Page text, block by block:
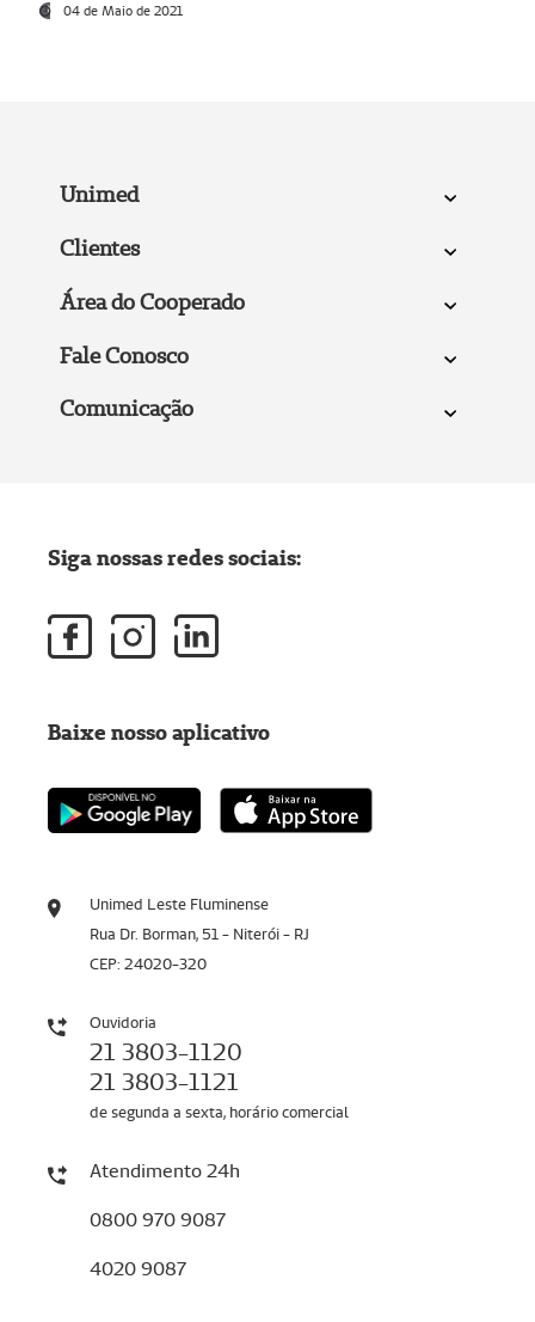
04 de Maio de 2021
Unimed
Clientes
Área do Cooperado
Fale Conosco
Comunicação
Unimed Leste Fluminense
Rua Dr. Borman, 51 - Niterói - RJ
CEP: 24020-320
Ouvidoria
21 3803-1120
21 3803-1121
de segunda a sexta, horário comercial
Atendimento 24h
0800 970 9087
4020 9087
Siga nossas redes sociais:
Baixe nosso aplicativo